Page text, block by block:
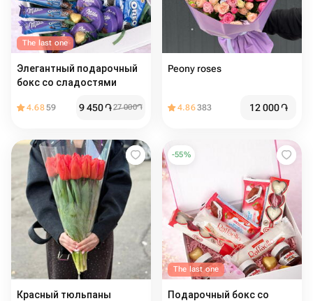
The last one
Элегантный подарочный
бокс со сладостями
4.6859 9 450֏27 000֏
Peony roses
4.86383 12 000֏
Красный тюльпаны
-55%
The last one
Подарочный бокс со